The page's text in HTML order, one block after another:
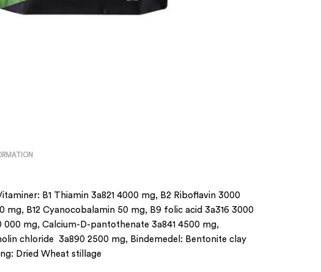
B1 Thiamin 3a821 4000 mg, B2 Riboflavin 3000
mg, B12 Cyanocobalamin 50 mg, B9 folic acid 3a316 3000
000 mg, Calcium-D-pantothenate 3a841 4500 mg,
chloride 3a890 2500 mg, Bindemedel: Bentonite clay
Dried Wheat stillage